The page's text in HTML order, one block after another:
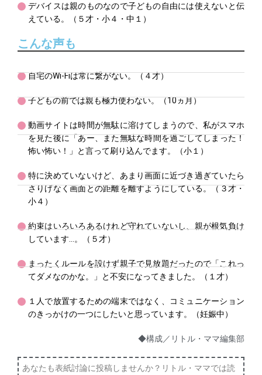
デバイスは親のものなので子どもの自由には使えないと伝
えている。（５才・小４・中１）
こんな声も
自宅のWi-Fiは常に繋がない。（４才）
子どもの前では親も極力使わない。（10ヵ月）
動画サイトは時間が無駄に溶けてしまうので、私がスマホ
を見た後に「あー、また無駄な時間を過ごしてしまった！
怖い怖い！」と言って刷り込んでます。（小１）
特に決めていないけど、あまり画面に近づき過ぎていたら
さりげなく画面との距離を離すようにしている。（３才・
小４）
約束はいろいろあるけれど守れていないし、親が根気負け
しています…。（５才）
まったくルールを設けず親子で見放題だったので「これっ
てダメなのかな。」と不安になってきました。（１才）
１人で放置するための端末ではなく、コミュニケーション
のきっかけの一つにしたいと思っています。（妊娠中）
◆構成／リトル・ママ編集部
あなたも表紙討論に投稿しませんか？リトル・ママでは読